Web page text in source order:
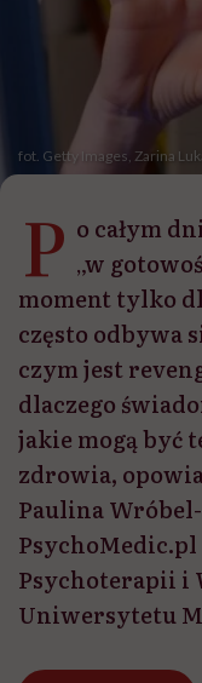
fot. Getty Images, Zarina
P o całym
„w
moment tylko
często odbywa
czym jest
dlaczego
jakie mogą być
zdrowia,
Paulina
Psychoterapii i
Uniwersytetu